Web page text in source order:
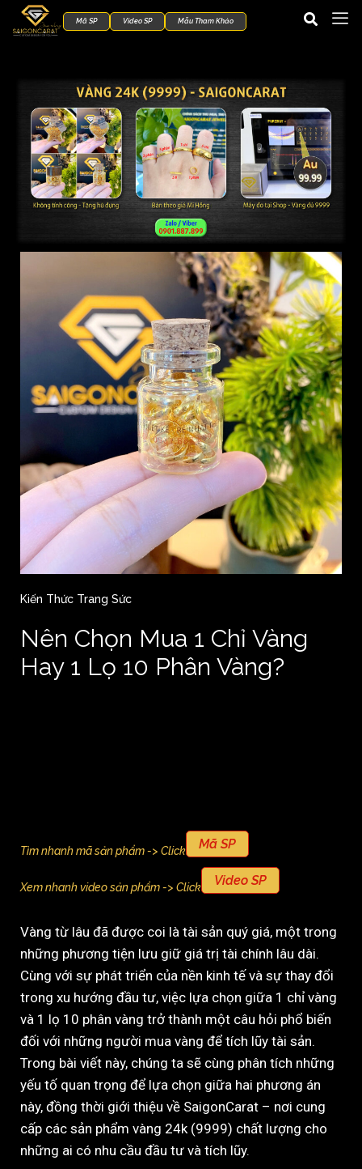
Mã SP Video SP Mẫu Tham Khảo
Kiến Thức Trang Sức
Nên Chọn Mua 1 Chỉ Vàng
Hay 1 Lọ 10 Phân Vàng?
Tìm nhanh mã sản phẩm -> Click Mã SP
Xem nhanh video sản phẩm -> Click Video SP
Vàng từ lâu đã được coi là tài sản quý giá, một trong
những phương tiện lưu giữ giá trị tài chính lâu dài.
Cùng với sự phát triển của nền kinh tế và sự thay đổi
trong xu hướng đầu tư, việc lựa chọn giữa 1 chỉ vàng
và 1 lọ 10 phân vàng trở thành một câu hỏi phổ biến
đối với những người mua vàng để tích lũy tài sản.
Trong bài viết này, chúng ta sẽ cùng phân tích những
yếu tố quan trọng để lựa chọn giữa hai phương án
này, đồng thời giới thiệu về SaigonCarat – nơi cung
cấp các sản phẩm vàng 24k (9999) chất lượng cho
những ai có nhu cầu đầu tư và tích lũy.